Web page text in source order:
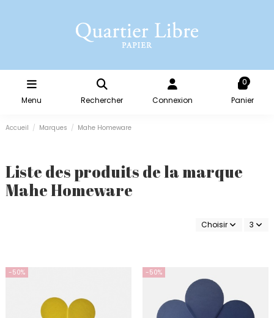
Menu Rechercher Connexion
0
Panier
Accueil Marques Mahe Homeware
Liste des produits de la marque
Mahe Homeware
Choisir 3
-50% -50%